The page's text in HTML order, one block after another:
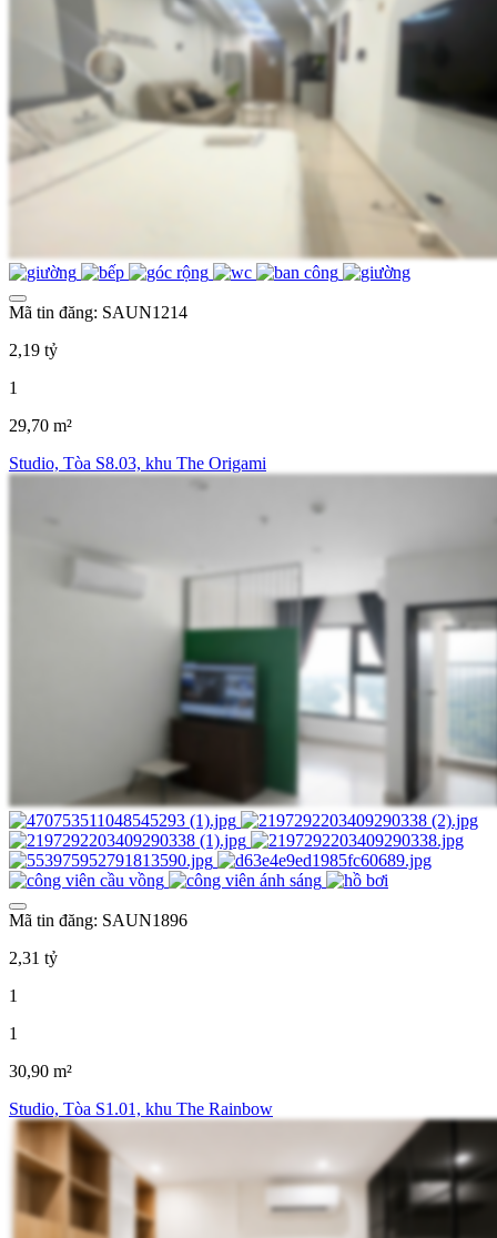
Mã tin đăng: SAUN1214
2,19 tỷ
1
29,70 m²
Studio, Tòa S8.03, khu The Origami
Mã tin đăng: SAUN1896
2,31 tỷ
1
1
30,90 m²
Studio, Tòa S1.01, khu The Rainbow